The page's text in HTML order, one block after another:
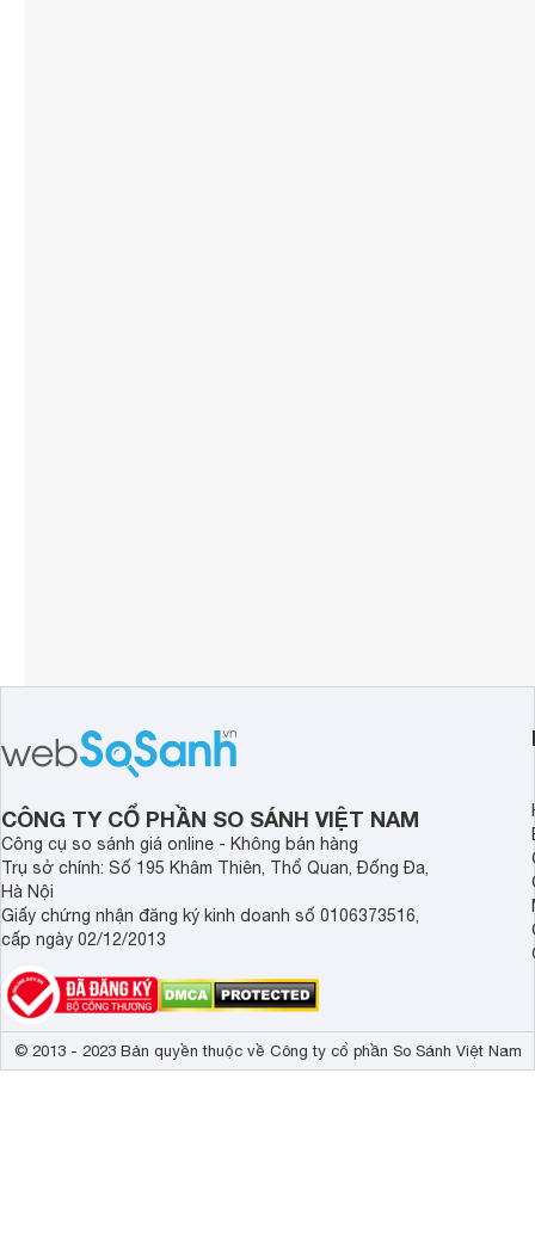
CÔNG TY CỔ PHẦN SO SÁNH VIỆT NAM
Công cụ so sánh giá online - Không bán hàng
Trụ sở chính: Số 195 Khâm Thiên, Thổ Quan, Đống Đa,
Hà Nội
Giấy chứng nhận đăng ký kinh doanh số 0106373516,
cấp ngày 02/12/2013
© 2013 - 2023 Bản quyền thuộc về Công ty cổ phần So Sánh Việt Nam